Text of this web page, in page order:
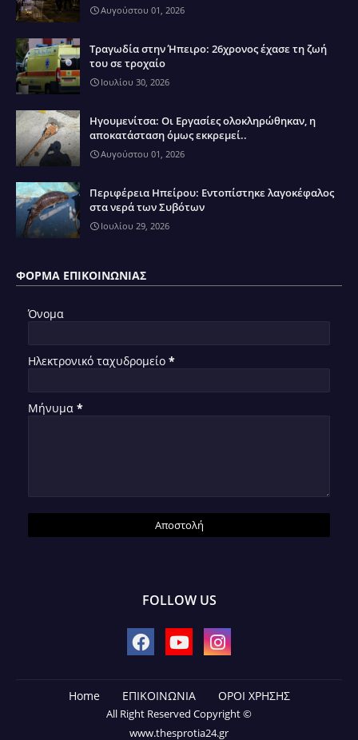
Αυγούστου 01, 2026
Τραγωδία στην Ήπειρο: 26χρονος έχασε τη ζωή
του σε τροχαίο
Ιουλίου 30, 2026
Ηγουμενίτσα: Οι Εργασίες ολοκληρώθηκαν, η
αποκατάσταση όμως εκκρεμεί..
Αυγούστου 01, 2026
Περιφέρεια Ηπείρου: Εντοπίστηκε λαγοκέφαλος
στα νερά των Συβότων
Ιουλίου 29, 2026
ΦΌΡΜΑ ΕΠΙΚΟΙΝΩΝΊΑΣ
Όνομα
Ηλεκτρονικό ταχυδρομείο *
Μήνυμα *
FOLLOW US
Home ΕΠΙΚΟΙΝΩΝΙΑ ΟΡΟΙ ΧΡΗΣΗΣ
All Right Reserved Copyright ©
www.thesprotia24.gr